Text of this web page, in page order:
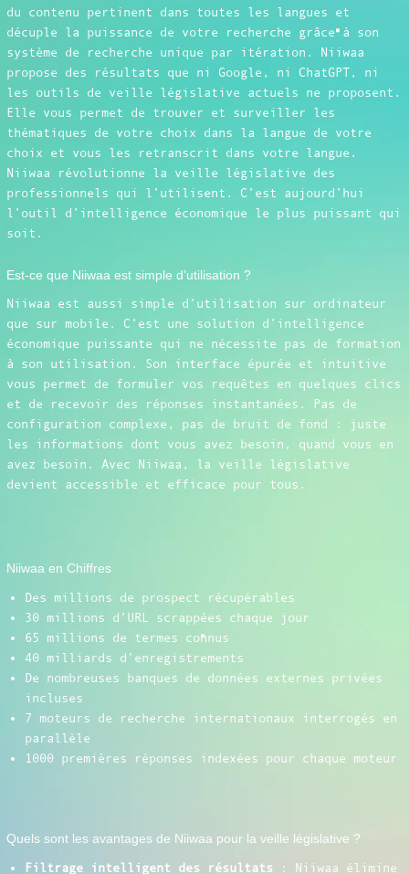
du contenu pertinent dans toutes les langues et
décuple la puissance de votre recherche grâce à son
système de recherche unique par itération. Niiwaa
propose des résultats que ni Google, ni ChatGPT, ni
les outils de veille législative actuels ne proposent.
Elle vous permet de trouver et surveiller les
thématiques de votre choix dans la langue de votre
choix et vous les retranscrit dans votre langue.
Niiwaa révolutionne la veille législative des
professionnels qui l’utilisent. C’est aujourd’hui
l’outil d’intelligence économique le plus puissant qui
soit.
Est-ce que Niiwaa est simple d’utilisation ?
Niiwaa est aussi simple d’utilisation sur ordinateur
que sur mobile. C’est une solution d’intelligence
économique puissante qui ne nécessite pas de formation
à son utilisation. Son interface épurée et intuitive
vous permet de formuler vos requêtes en quelques clics
et de recevoir des réponses instantanées. Pas de
configuration complexe, pas de bruit de fond : juste
les informations dont vous avez besoin, quand vous en
avez besoin. Avec Niiwaa, la veille législative
devient accessible et efficace pour tous.
Niiwaa en Chiffres
Des millions de prospect récupérables
30 millions d’URL scrappées chaque jour
65 millions de termes connus
40 milliards d’enregistrements
De nombreuses banques de données externes privées
incluses
7 moteurs de recherche internationaux interrogés en
parallèle
1000 premières réponses indexées pour chaque moteur
Quels sont les avantages de Niiwaa pour la veille législative ?
Filtrage intelligent des résultats : Niiwaa élimine